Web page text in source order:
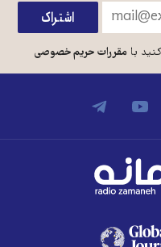
بامقررات حریم خصوصی